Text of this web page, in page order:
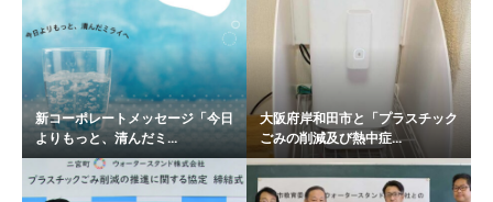
新コーポレートメッセージ「今日
よりもっと、清んだミ...
大阪府岸和田市と「プラスチック
ごみの削減及び熱中症...